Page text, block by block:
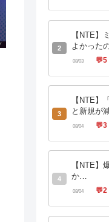
2
【NTE】
よかった
08/03 💬5
3
【NTE】
と新規が
08/04 💬3
4
【NTE】
か…
08/04 💬2